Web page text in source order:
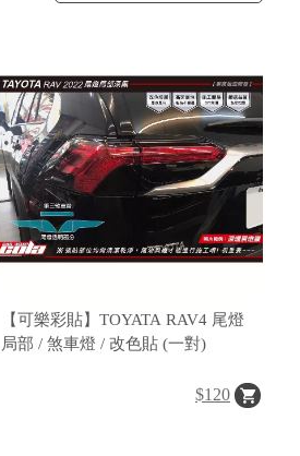
【可樂彩貼】TOYATA RAV4 尾燈
局部 / 煞車燈 / 改色貼 (一對)
$120